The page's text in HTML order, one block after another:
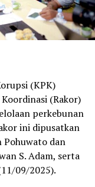
(KPK)
(Rakor)
perkebunan
ini dipusatkan
Pohuwato dan
S. Adam, serta
09/2025).